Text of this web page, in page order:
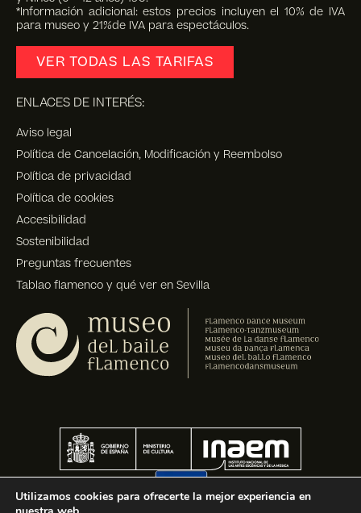
*Información adicional: estos precios incluyen el 10% de IVA
para museo y 21%de IVA para espectáculos.
VER TODAS LAS TARIFAS
ENLACES DE INTERÉS:
Aviso legal
Política de Cancelación, Modificación y Reembolso
Política de privacidad
Política de cookies
Accesibilidad
Sostenibilidad
Preguntas frecuentes
Tablao flamenco y qué ver en Sevilla
Utilizamos cookies para ofrecerte la mejor experiencia en